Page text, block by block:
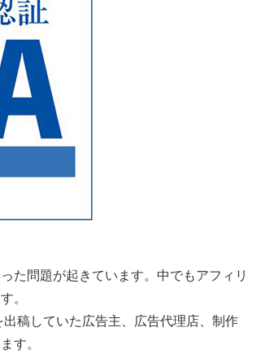
た問題が起きています。中でもアフィリ
。
稿していた広告主、広告代理店、制作
す。